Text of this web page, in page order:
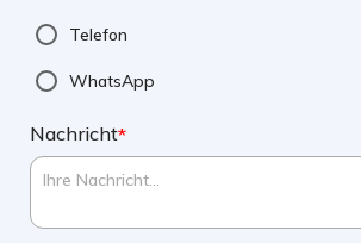
Telefon
WhatsApp
Nachricht*